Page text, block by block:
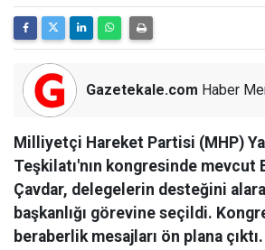
Gazetekale.com Haber
Milliyetçi Hareket Partisi (MHP)
Teşkilatı'nın kongresinde mevcut
Çavdar, delegelerin desteğini
başkanlığı görevine seçildi.
beraberlik mesajları ön plana çıktı.